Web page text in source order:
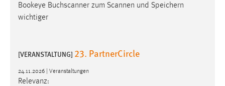
Bookeye Buchscanner zum Scannen und Speichern
wichtiger
[VERANSTALTUNG] 23. PartnerCircle
24.11.2026 | Veranstaltungen
Relevanz: